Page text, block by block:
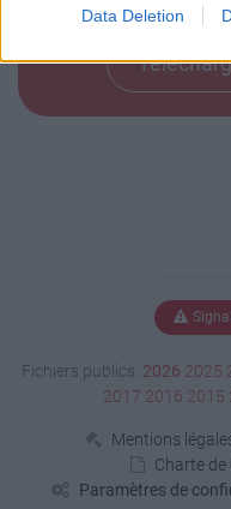
Data Deletion
Fichiers publics: 2026 2025
2017 2016 2015
Mentions
Charte
Paramètres de